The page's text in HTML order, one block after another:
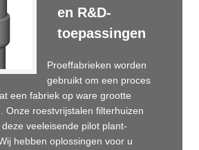
en R&D-
toepassingen
Proeffabrieken worden
gebruikt om een proces
een fabriek op ware grootte
Onze roestvrijstalen filterhuizen
veeleisende pilot plant-
hebben oplossingen voor u